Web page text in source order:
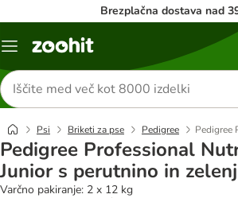
Brezplačna dostava nad
Meni
Iskanje
izdelkov
Psi Briketi za pse Pedigree Pedigree
Pedigree Professional
Junior s perutnino in
Varčno pakiranje: 2 x 12 kg